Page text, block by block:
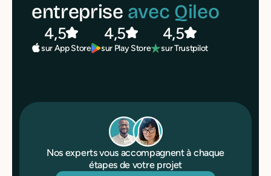
entreprise avec Qileo
4,5
sur App Store
4,5
sur Play Store
4,5
sur Trustpilot
Nos experts vous accompagnent à chaque
étapes de votre projet